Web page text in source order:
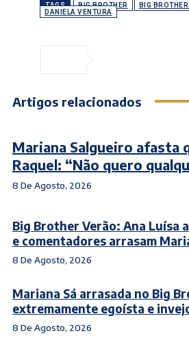
TAGS BIG BROTHER BIG
DANIELA VENTURA
Artigos relacionados
Mariana Salgueiro afasta
Raquel: “Não quero
8 De Agosto, 2026
Big Brother Verão: Ana Luísa
e comentadores arrasam
8 De Agosto, 2026
Mariana Sá arrasada no Big
extremamente egoísta e
8 De Agosto, 2026